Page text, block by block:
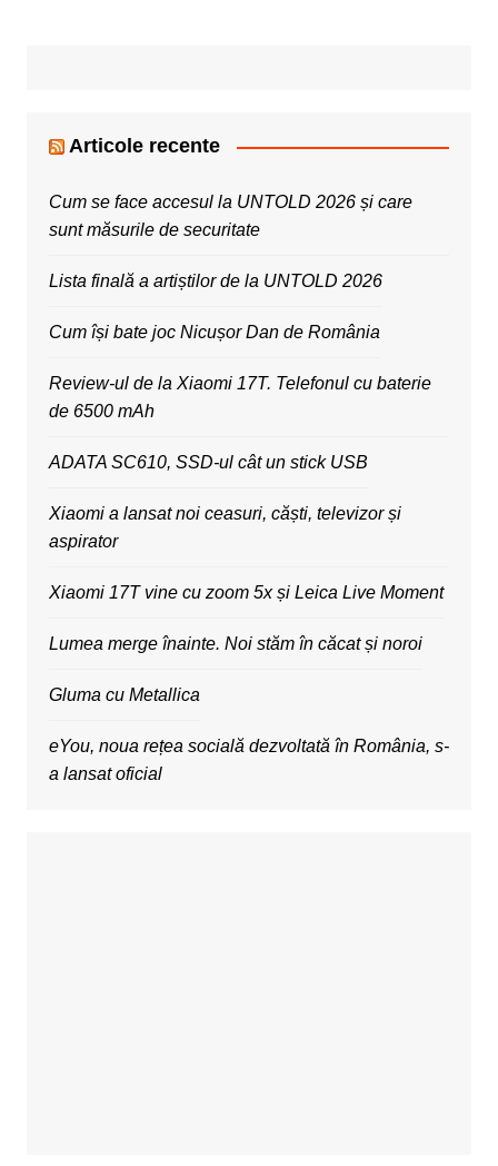
Articole recente
Cum se face accesul la UNTOLD 2026 și care
sunt măsurile de securitate
Lista finală a artiștilor de la UNTOLD 2026
Cum își bate joc Nicușor Dan de România
Review-ul de la Xiaomi 17T. Telefonul cu baterie
de 6500 mAh
ADATA SC610, SSD-ul cât un stick USB
Xiaomi a lansat noi ceasuri, căști, televizor și
aspirator
Xiaomi 17T vine cu zoom 5x și Leica Live Moment
Lumea merge înainte. Noi stăm în căcat și noroi
Gluma cu Metallica
eYou, noua rețea socială dezvoltată în România, s-
a lansat oficial